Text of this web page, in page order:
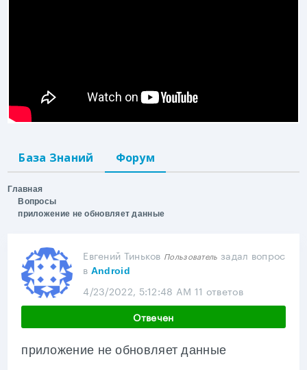
База Знаний Форум
Главная
Вопросы
приложение не обновляет данные
Евгений Тиньков Пользователь задал вопрос
в Android
4/23/2022, 5:12:48 AM 11 ответов
Отвечен
приложение не обновляет данные